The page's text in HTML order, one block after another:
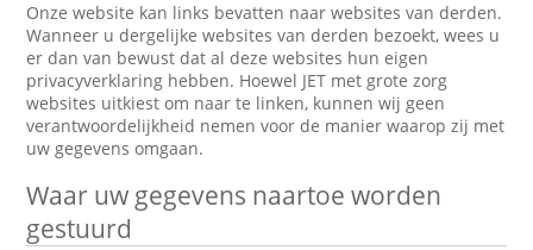
Onze website kan links bevatten naar websites van derden.
Wanneer u dergelijke websites van derden bezoekt, wees u
er dan van bewust dat al deze websites hun eigen
privacyverklaring hebben. Hoewel JET met grote zorg
websites uitkiest om naar te linken, kunnen wij geen
verantwoordelijkheid nemen voor de manier waarop zij met
uw gegevens omgaan.
Waar uw gegevens naartoe worden
gestuurd